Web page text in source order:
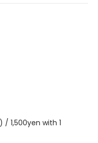
/ 1,500yen with 1